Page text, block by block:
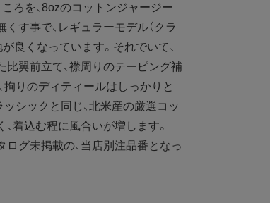
ろを、8ozのコットンジャージー
す事で、レギュラーモデル（クラ
良くなっています。それでいて、
比翼前立て、襟周りのテーピング補
拘りのディティールはしっかりと
シックと同じ、北米産の厳選コッ
、着込む程に風合いが増します。
ログ未掲載の、当店別注品番となっ